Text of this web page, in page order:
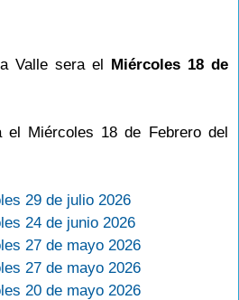
Valle sera el Miércoles 18 de
el Miércoles 18 de Febrero del
29 de julio 2026
24 de junio 2026
27 de mayo 2026
27 de mayo 2026
20 de mayo 2026